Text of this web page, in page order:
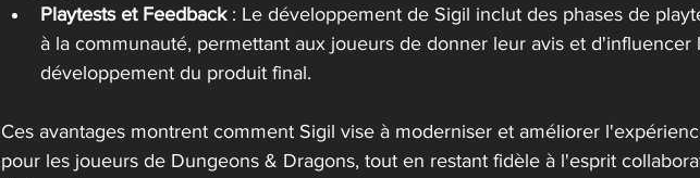
Playtests et Feedback : Le développement de Sigil inclut des phases de
à la communauté, permettant aux joueurs de donner leur avis et d'influencer
développement du produit final​​.
Ces avantages montrent comment Sigil vise à moderniser et améliorer
pour les joueurs de Dungeons & Dragons, tout en restant fidèle à l'esprit